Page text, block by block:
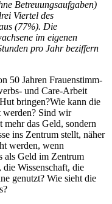
Betreuungsaufgaben)
Viertel des
(77%). Die
im eigenen
pro Jahr beziffern
50 Jahren Frauenstimm-
und Care-Arbeit
bringen?Wie kann die
werden? Sind wir
das Geld, sondern
ins Zentrum stellt, näher
werden, wenn
als Geld im Zentrum
Wissenschaft, die
genutzt? Wie sieht die